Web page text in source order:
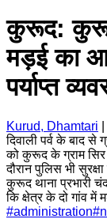
कुरूद:
मड़ई का
पर्याप्त
Kurud, Dhamtari
दिवाली पर्व के बाद से
को कुरूद के ग्राम
दौरान पुलिस भी
कुरूद थाना प्रभारी
कि क्षेत्र के दो गांव
#administration#